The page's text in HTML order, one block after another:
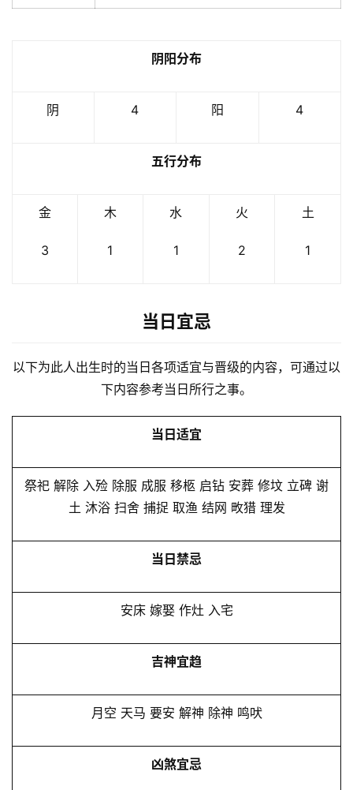
阴阳分布
阴 4 阳 4
五行分布
金
3
木
1
水
1
火
2
土
1
当日宜忌
以下为此人出生时的当日各项适宜与晋级的内容，可通过以
下内容参考当日所行之事。
当日适宜
祭祀 解除 入殓 除服 成服 移柩 启钻 安葬 修坟 立碑 谢
土 沐浴 扫舍 捕捉 取渔 结网 畋猎 理发
当日禁忌
安床 嫁娶 作灶 入宅
吉神宜趋
月空 天马 要安 解神 除神 鸣吠
凶煞宜忌